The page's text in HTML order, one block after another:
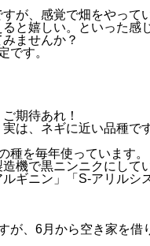
が、感覚で畑をやって
と嬉しい。といった感
ませんか？
です。
期待あれ！
は、ネギに近い品種です
種を毎年使っています。
機で黒ニンニクにして
ギニン」「S-アリルシ
が、6月から空き家を借